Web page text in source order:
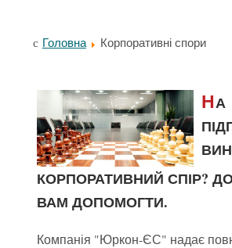
Головна Корпоративні спори
НА
КОРПОРАТИВНИЙ СПІР?
ВАМ ДОПОМОГТИ.
Компанія "Юркон-ЄС" надає